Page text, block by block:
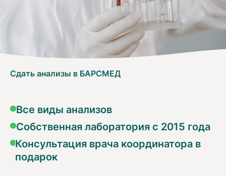
Сдать анализы в БАРСМЕД
Все виды анализов
Собственная лаборатория с 2015 года
Консультация врача координатора в
подарок